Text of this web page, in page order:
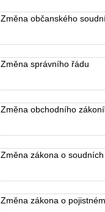
Změna občanského
Změna správního řádu
Změna obchodního
Změna zákona o
Změna zákona o